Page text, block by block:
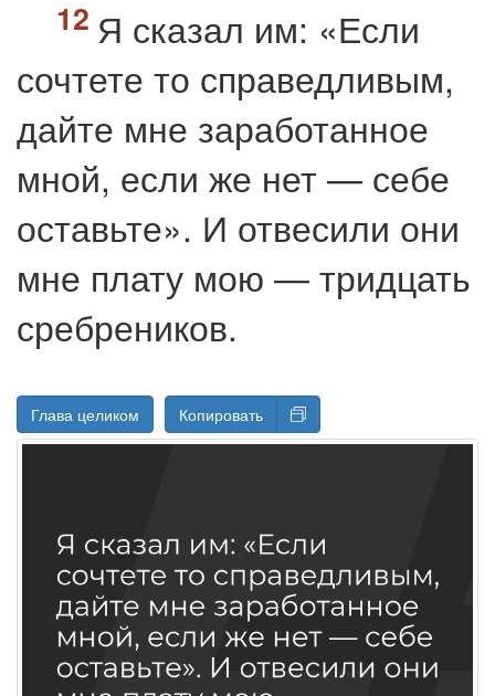
Я сказал им: «Если
сочтете то справедливым,
дайте мне заработанное
мной, если же нет — себе
оставьте». И отвесили они
мне плату мою — тридцать
сребреников.
Глава целиком Копировать